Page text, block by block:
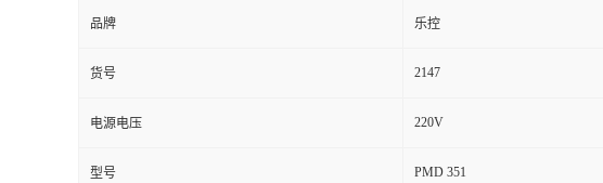
品牌 乐控
货号 2147
电源电压 220V
型号 PMD 351